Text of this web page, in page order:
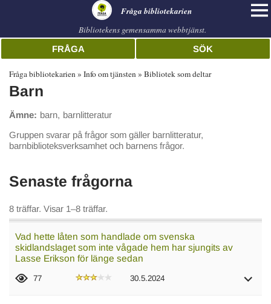
Fråga bibliotekarien
Bibliotekens gemensamma webbtjänst.
FRÅGA SÖK
Fråga bibliotekarien Info om tjänsten Bibliotek som deltar
Barn
Ämne barn barnlitteratur
Gruppen svarar på frågor som gäller barnlitteratur,
barnbiblioteksverksamhet och barnens frågor.
Senaste frågorna
8 träffar. Visar 1–8 träffar.
Vad hette låten som handlade om svenska
skidlandslaget som inte vågade hem har sjungits av
Lasse Erikson för länge sedan
77 30.5.2024